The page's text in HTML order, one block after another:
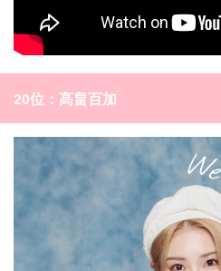
20位：髙畠百加